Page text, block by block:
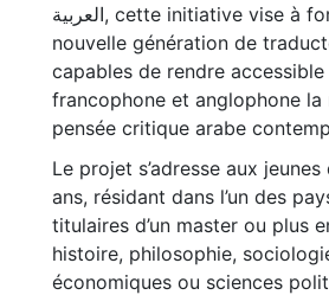
العربية, cette initiative vise à former une
nouvelle génération de
capables de rendre
francophone et anglophone la
pensée critique arabe
Le projet s’adresse aux
ans, résidant dans l’un des
titulaires d’un master ou plus
histoire, philosophie,
économiques ou sciences